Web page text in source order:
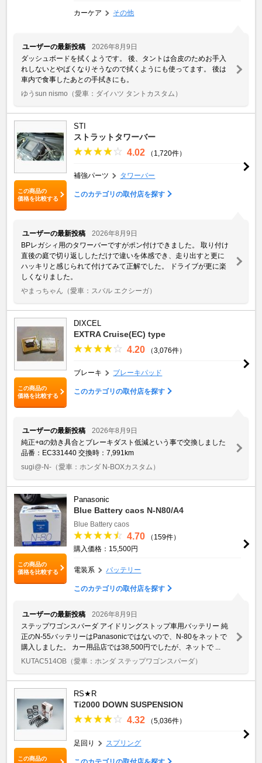
カーケア その他
ユーザーの最新投稿
2026年8月9日
ダッシュボードを拭くようです。 後、タントは合皮のためお手入
れしないとやばくなりそうなので拭くようにも使ってます。 後は
車内で食事したあとの手拭きにも。
ゆうsun nismo （愛車：ダイハツ タントカスタム）
この商品の
価格を比較する
STI
ストラットタワーバー
4.02 （1,720件）
補強パーツ タワーバー
このカテゴリの取付店を探す
ユーザーの最新投稿
2026年8月9日
BPレガシィ用のタワーバーですがポン付けできました。 取り付け
直後の庭で切り返ししただけで違いを体感でき、走り出すと更に
ハッキリと感じられて付けてみて正解でした。 ドライブが更に楽
しくなりました。
やまっちゃん （愛車：スバル エクシーガ）
この商品の
価格を比較する
DIXCEL
EXTRA Cruise(EC) type
4.20 （3,076件）
ブレーキ ブレーキパッド
このカテゴリの取付店を探す
ユーザーの最新投稿
2026年8月9日
純正+αの効き具合とブレーキダスト低減という事で交換しました
品番：EC331440 交換時：7,991km
sugi@-N- （愛車：ホンダ N-BOXカスタム）
この商品の
価格を比較する
Panasonic
Blue Battery caos N-N80/A4
Blue Battery caos
4.70
（159件）
購入価格：15,500円
電装系 バッテリー
このカテゴリの取付店を探す
ユーザーの最新投稿
2026年8月9日
ステップワゴンスパーダ アイドリングストップ車用バッテリー 純
正のN-55バッテリーはPanasonicではないので、N-80をネットで
購入しました。 カー用品店では38,500円でしたが、ネットで ...
KUTAC514OB （愛車：ホンダ ステップワゴンスパーダ）
この商品の
RS★R
Ti2000 DOWN SUSPENSION
4.32 （5,036件）
足回り スプリング